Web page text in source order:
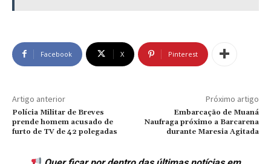
Facebook X Pinterest
Artigo anterior
Polícia Militar de Breves
prende homem acusado de
furto de TV de 42 polegadas
Próximo artigo
Embarcação de Muaná
Naufraga próximo a Barcarena
durante Maresia Agitada